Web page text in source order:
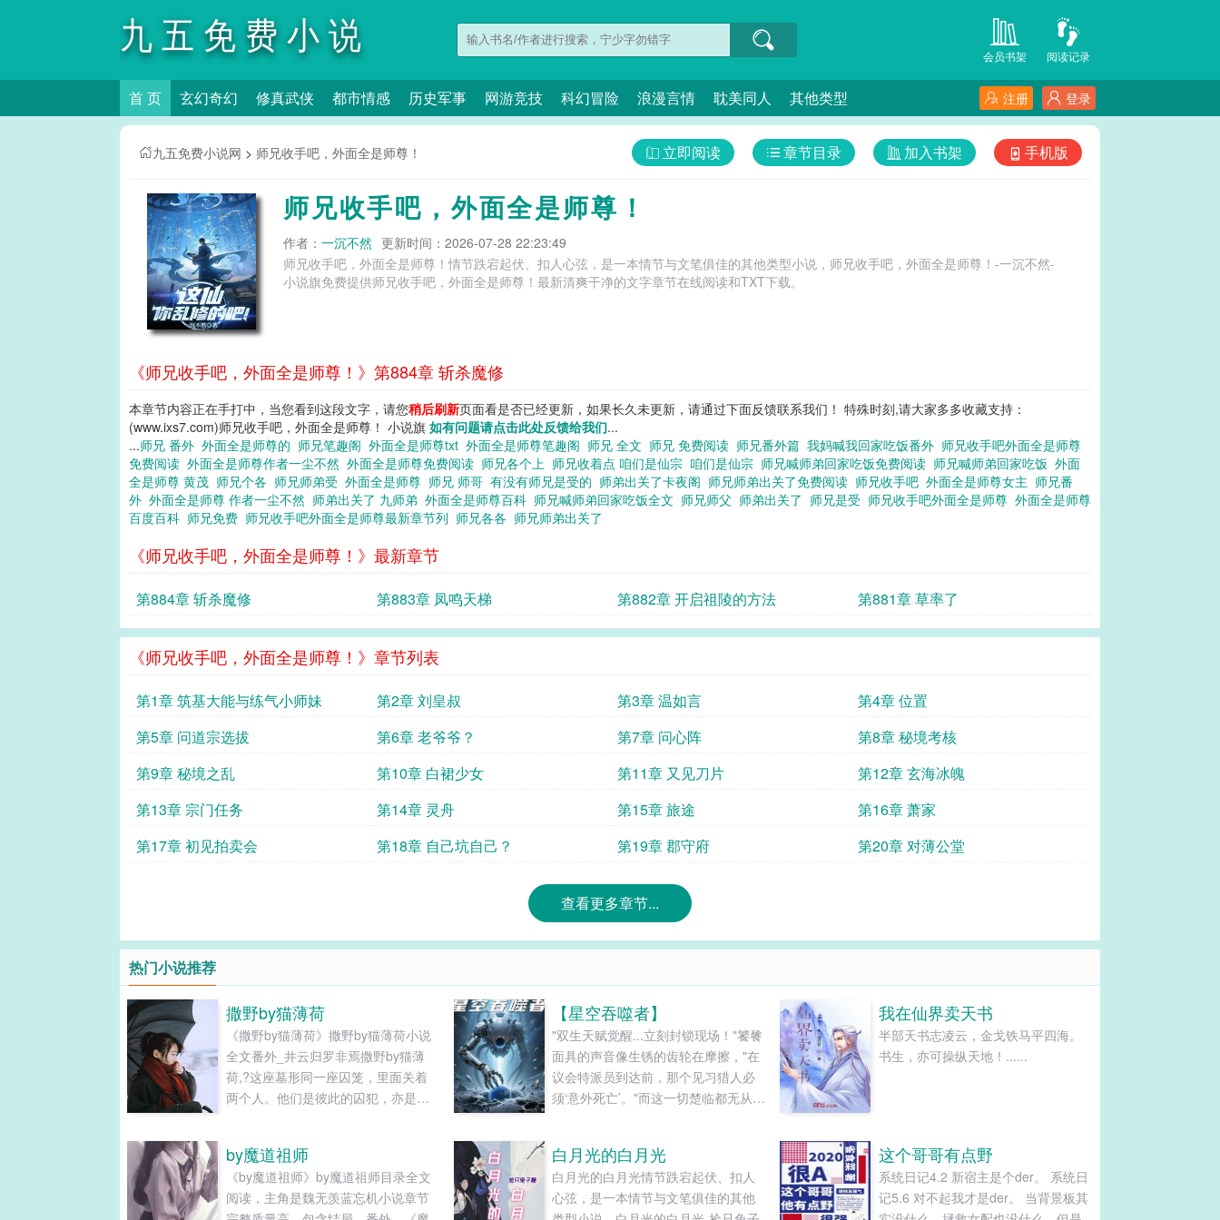
九五免费小说
网
阅读记录
会员书架
首 页 玄幻奇幻 修真武侠 都市情感 历史军事 网游竞技 科幻冒险 浪漫言情 耽美同人 其他类型 登录
注册
九五免费小说网 > 师兄收手吧，外面全是师尊！ 手机版
加入书架
章节目录
立即阅读
师兄收手吧，外面全是师尊！
作者： 一沉不然 更新时间：2026-07-28 22:23:49
师兄收手吧，外面全是师尊！情节跌宕起伏、扣人心弦，是一本情节与文笔俱佳的其他类型小说，师兄收手吧，外面全是师尊！-一沉不然-
小说旗免费提供师兄收手吧，外面全是师尊！最新清爽干净的文字章节在线阅读和TXT下载。
《师兄收手吧，外面全是师尊！》第884章 斩杀魔修
本章节内容正在手打中，当您看到这段文字，请您稍后刷新页面看是否已经更新，如果长久未更新，请通过下面反馈联系我们！ 特殊时刻,请大家多多收藏支持：
(www.ixs7.com)师兄收手吧，外面全是师尊！ 小说旗 如有问题请点击此处反馈给我们...
...师兄 番外 外面全是师尊的 师兄笔趣阁 外面全是师尊txt 外面全是师尊笔趣阁 师兄 全文 师兄 免费阅读 师兄番外篇 我妈喊我回家吃饭番外 师兄收手吧外面全是师尊
免费阅读 外面全是师尊作者一尘不然 外面全是师尊免费阅读 师兄各个上 师兄收着点 咱们是仙宗 咱们是仙宗 师兄喊师弟回家吃饭免费阅读 师兄喊师弟回家吃饭 外面
全是师尊 黄茂 师兄个各 师兄师弟受 外面全是师尊 师兄 师哥 有没有师兄是受的 师弟出关了卡夜阁 师兄师弟出关了免费阅读 师兄收手吧 外面全是师尊女主 师兄番
外 外面全是师尊 作者一尘不然 师弟出关了 九师弟 外面全是师尊百科 师兄喊师弟回家吃饭全文 师兄师父 师弟出关了 师兄是受 师兄收手吧外面全是师尊 外面全是师尊
百度百科 师兄免费 师兄收手吧外面全是师尊最新章节列 师兄各各 师兄师弟出关了
《师兄收手吧，外面全是师尊！》最新章节
第884章 斩杀魔修 第883章 凤鸣天梯 第882章 开启祖陵的方法 第881章 草率了
《师兄收手吧，外面全是师尊！》章节列表
第1章 筑基大能与练气小师妹 第2章 刘皇叔 第3章 温如言
第4章 位置
第5章 问道宗选拔
第6章 老爷爷？ 第7章 问心阵
第8章 秘境考核
第9章 秘境之乱
第10章 白裙少女 第11章 又见刀片
第12章 玄海冰魄
第13章 宗门任务
第14章 灵舟 第15章 旅途
第16章 萧家
第17章 初见拍卖会
第18章 自己坑自己？ 第19章 郡守府 第20章 对薄公堂
查看更多章节...
热门小说推荐
撒野by猫薄荷
《撒野by猫薄荷》撒野by猫薄荷小说
全文番外_井云归罗非焉撒野by猫薄
荷,?这座墓形同一座囚笼，里面关着
两个人。他们是彼此的囚犯，亦是彼
道闪电直插幽深密林，映亮了林莽深
处一座墓冢。一个轻盈矫健的身影，
正冒雨封堵开在墓上的奇特井口。...
【星空吞噬者】
"双生天赋觉醒...立刻封锁现场！"饕餮
面具的声音像生锈的齿轮在摩擦，"在
议会特派员到达前，那个见习猎人必
须‘意外死亡’。"而这一切楚临都无从知
影狼在二十米外焦躁地刨地，却不敢
靠近他周身三丈范围。女子昏迷的躯
体被某种力量托举到半空，她破碎的
我在仙界卖天书
半部天书志凌云，金戈铁马平四海。
书生，亦可操纵天地！......
by魔道祖师
《by魔道祖师》by魔道祖师目录全文
阅读，主角是魏无羡蓝忘机小说章节
白月光的白月光
白月光的白月光情节跌宕起伏、扣人
心弦，是一本情节与文笔俱佳的其他
这个哥哥有点野
系统日记4.2 新宿主是个der。 系统日
记5.6 对不起我才是der。 当背景板其